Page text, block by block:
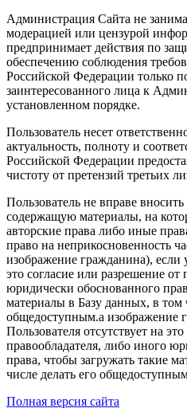
Администрация Сайта не
модерацией или цензурой
предпринимает действия по
обеспечению соблюдения
Российской Федерации только
заинтересованного лица к
установленном порядке.
Пользователь несет
актуальность, полноту и
Российской Федерации
чистоту от претензий третьих
Пользователь не вправе
содержащую материалы, на
авторские права либо иные
право на неприкосновенность
изображение гражданина), если
это согласие или разрешение от
юридически обоснованного
материалы в Базу данных, в том
общедоступным.а изображение
Пользователя отсутствует на
правообладателя, либо иного
права, чтобы загружать такие
числе делать его
Полная версия сайта